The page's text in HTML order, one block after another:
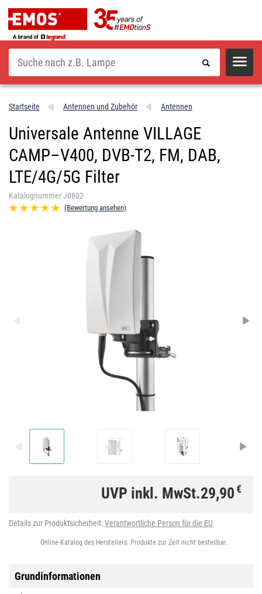
Suche
Startseite Antennen und Zubehör Antennen
Universale Antenne VILLAGE
CAMP–V400, DVB-T2, FM, DAB,
LTE/4G/5G Filter
Katalognummer J0802
(Bewertung ansehen)
UVP inkl. MwSt.29,90€
Details zur Produktsicherheit:Verantwortliche Person für die EU
Online-Katalog des Herstellers. Produkte zur Zeit nicht bestellbar.
Grundinformationen